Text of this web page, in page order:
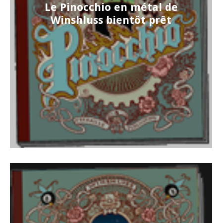
Le Pinocchio en métal de
Winshluss bientôt prêt